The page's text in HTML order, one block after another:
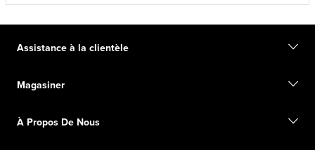
Assistance à la clientèle
Commencer un retour
Guide des pointures
Magasiner
Cartes-cadeaux numériques
À Propos De Nous